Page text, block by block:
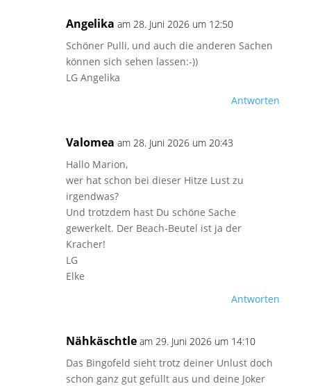
Angelika am 28. Juni 2026 um 12:50
Schöner Pulli, und auch die anderen Sachen
können sich sehen lassen:-))
LG Angelika
Antworten
Valomea am 28. Juni 2026 um 20:43
Hallo Marion,
wer hat schon bei dieser Hitze Lust zu
irgendwas?
Und trotzdem hast Du schöne Sache
gewerkelt. Der Beach-Beutel ist ja der
Kracher!
LG
Elke
Antworten
Nähkäschtle am 29. Juni 2026 um 14:10
Das Bingofeld sieht trotz deiner Unlust doch
schon ganz gut gefüllt aus und deine Joker